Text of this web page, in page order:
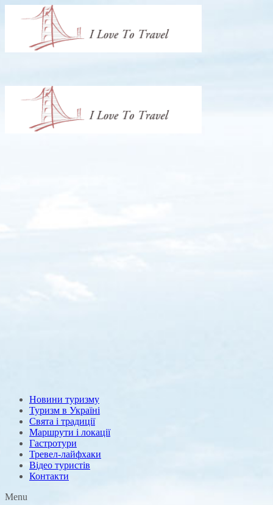
Новини туризму
Туризм в Україні
Свята і традиції
Маршрути і локації
Гастротури
Тревел-лайфхаки
Відео туристів
Контакти
Menu